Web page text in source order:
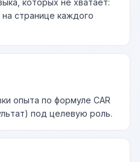
которых не хватает:
странице каждого
опыта по формуле CAR
под целевую роль.